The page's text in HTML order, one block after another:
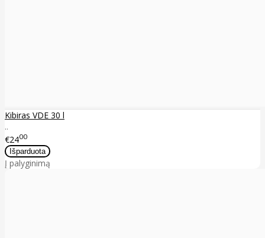
Kibiras VDE 30 l
..
€2400
Į palyginimą